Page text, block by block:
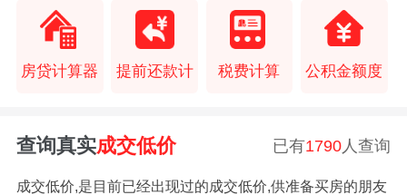
房贷计算器 提前还款计 税费计算 公积金额度
查询真实成交低价 已有1790人查询
成交低价,是目前已经出现过的成交低价,供准备买房的朋友